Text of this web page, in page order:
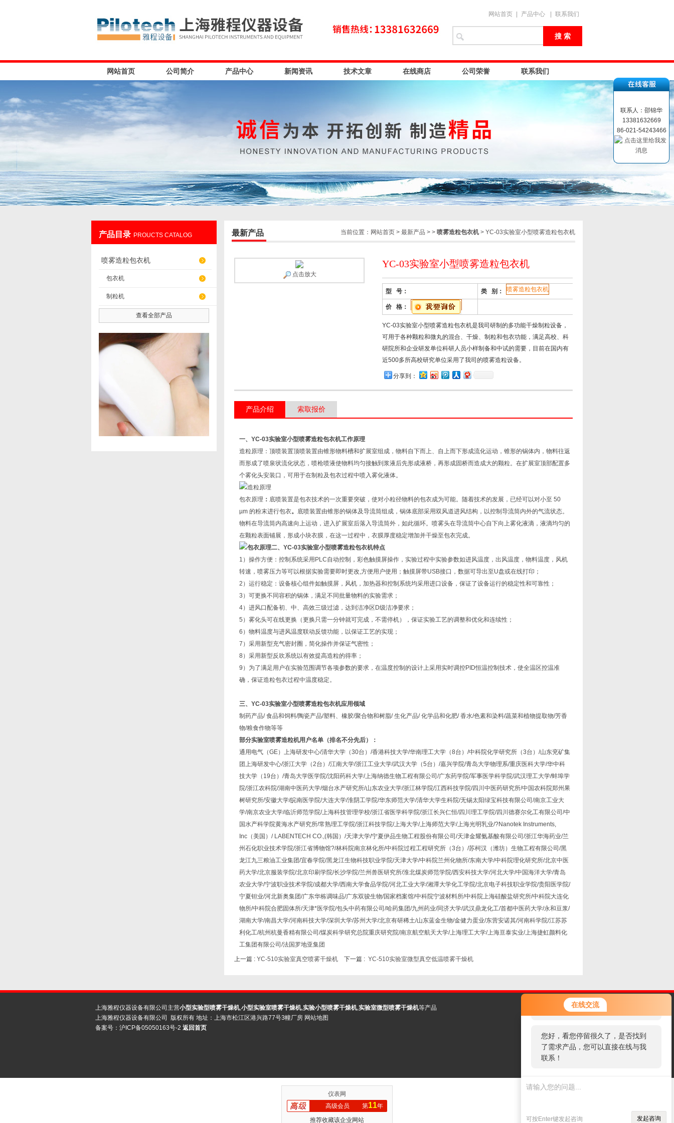
在线交流
您好！欢迎前来咨询，很高兴为您
服务，请问您要咨询什么问题呢？
您好，看您停留很久了，是否找到
了需求产品，您可以直接在线与我
联系！
可按Enter键发起咨询 发起咨询
网站首页 产品中心 联系我们
网站首页 公司简介 产品中心 新闻资讯 技术文章 在线商店 公司荣誉 联系我们
产品目录 PROUCTS CATALOG
喷雾造粒包衣机
包衣机
制粒机
查看全部产品
当前位置： 网站首页 > 最新产品 > > 喷雾造粒包衣机> YC-03实验室小型喷雾造粒包衣机
最新产品
YC-03实验室小型喷雾造粒包衣机
型 号： 类 别： 喷雾造粒包衣机
价 格：
YC-03实验室小型喷雾造粒包衣机是我司研制的多功能干燥制粒设备，
可用于各种颗粒和微丸的混合、干燥、制粒和包衣功能，满足高校、科
研院所和企业研发单位科研人员小样制备和中试的需要，目前在国内有
近500多所高校研究单位采用了我司的喷雾造粒设备。
分享到：
点击放大
产品介绍 索取报价
一、 YC-03实验室小型喷雾造粒包衣机工作原理
造粒原理：顶喷装置顶喷装置由锥形物料槽和扩展室组成，物料自下而上、自上而下形成流化运动，锥形的锅体内，物料往返
而形成了喷泉状流化状态，喷枪喷液使物料均匀接触到浆液后先形成液桥，再形成固桥而造成大的颗粒。在扩展室顶部配置多
个雾化头安装口，可用于在制粒及包衣过程中喷入雾化液体。
包衣原理 ： 底喷装置是包衣技术的一次重要突破，使对小粒径物料的包衣成为可能。随着技术的发展，已经可以对小至 50
µm 的粉末进行包衣。 底喷装置由锥形的锅体及导流筒组成，锅体底部采用双风道进风结构，以控制导流筒内外的气流状态。
物料在导流筒内高速向上运动，进入扩展室后落入导流筒外，如此循环。喷雾头在导流筒中心自下向上雾化液滴，液滴均匀的
在颗粒表面铺展，形成小块衣膜，在这一过程中，衣膜厚度稳定增加并干燥至包衣完成。
二、 YC-03实验室小型喷雾造粒包衣机特点
1）操作方便：控制系统采用PLC自动控制，彩色触摸屏操作，实验过程中实验参数如进风温度，出风温度，物料温度，风机
转速，喷雾压力等可以根据实验需要即时更改,方便用户使用；触摸屏带USB接口，数据可导出至U盘或在线打印；
2）运行稳定：设备核心组件如触摸屏，风机，加热器和控制系统均采用进口设备，保证了设备运行的稳定性和可靠性；
3）可更换不同容积的锅体，满足不同批量物料的实验需求；
4）进风口配备初、中、高效三级过滤，达到洁净区D级洁净要求；
5）雾化头可在线更换（更换只需一分钟就可完成，不需停机），保证实验工艺的调整和优化和连续性；
6）物料温度与进风温度联动反馈功能，以保证工艺的实现；
7）采用新型充气密封圈，简化操作并保证气密性；
8）采用新型反吹系统以有效提高造粒的得率；
9）为了满足用户在实验范围调节各项参数的要求，在温度控制的设计上采用实时调控PID恒温控制技术，使全温区控温准
确，保证造粒包衣过程中温度稳定。
三、 YC-03实验室小型喷雾造粒包衣机应用领域
制药产品/ 食品和饲料/陶瓷产品/塑料、橡胶/聚合物和树脂/ 生化产品/ 化学品和化肥/ 香水/色素和染料/蔬菜和植物提取物/芳香
物/粮食作物等等
部分实验室喷雾造粒机用户名单（排名不分先后）：
通用电气（GE）上海研发中心/清华大学（30台）/香港科技大学/华南理工大学（8台）/中科院化学研究所（3台）/山东兖矿集
团上海研发中心/浙江大学（2台）/江南大学/浙江工业大学/武汉大学（5台）/嘉兴学院/青岛大学物理系/重庆医科大学/华中科
技大学（19台）/青岛大学医学院/沈阳药科大学/上海纳德生物工程有限公司/广东药学院/军事医学科学院/武汉理工大学/蚌埠学
院/浙江农科院/湖南中医药大学/烟台水产研究所/山东农业大学/浙江林学院/江西科技学院/四川中医药研究所/中国农科院郑州果
树研究所/安徽大学/皖南医学院/大连大学/淮阴工学院/华东师范大学/清华大学生科院/无锡太阳绿宝科技有限公司/南京工业大
学/南京农业大学/临沂师范学院/上海科技管理学校/浙江省医学科学院/浙江长兴仁恒/四川理工学院/四川德赛尔化工有限公司/中
国水产科学院黄海水产研究所/常熟理工学院/浙江科技学院/上海大学/上海师范大学/上海光明乳业/?Nanotek Instruments,
Inc（美国）/ LABENTECH CO.,(韩国）/天津大学/宁夏伊品生物工程股份有限公司/天津金耀氨基酸有限公司/浙江华海药业/兰
州石化职业技术学院/浙江省博物馆?/林科院南京林化所/中科院过程工程研究所（3台）/苏柯汉（潍坊）生物工程有限公司/黑
龙江九三粮油工业集团/宜春学院/黑龙江生物科技职业学院/天津大学/中科院兰州化物所/东南大学/中科院理化研究所/北京中医
药大学/北京服装学院/北京印刷学院/长沙学院/兰州兽医研究所/淮北煤炭师范学院/西安科技大学/河北大学/中国海洋大学/青岛
农业大学/宁波职业技术学院/成都大学/西南大学食品学院/河北工业大学/湘潭大学化工学院/北京电子科技职业学院/贵阳医学院/
宁夏钽业/河北新奥集团/广东华栋调味品/广东双骏生物/国家档案馆/中科院宁波材料所/中科院上海硅酸盐研究所/中科院大连化
物所/中科院合肥固体所/天津*医学院/包头中药有限公司/哈药集团/九州药业/同济大学/武汉鼎龙化工/首都中医药大学/永和豆浆/
湖南大学/南昌大学/河南科技大学/深圳大学/苏州大学/北京有研稀土/山东蓝金生物/金健力蛋业/东营安诺其/河南科学院/江苏苏
利化工/杭州杭曼香精有限公司/煤炭科学研究总院重庆研究院/南京航空航天大学/上海理工大学/上海亘泰实业/上海捷虹颜料化
工集团有限公司/法国罗地亚集团
上一篇 : YC-510实验室真空喷雾干燥机 下一篇 : YC-510实验室微型真空低温喷雾干燥机
上海雅程仪器设备有限公司主营小型实验型喷雾干燥机,小型实验室喷雾干燥机,实验小型喷雾干燥机,实验室微型喷雾干燥机等产品
上海雅程仪器设备有限公司 版权所有 地址：上海市松江区港兴路77号3幢厂房 网站地图
备案号： 沪ICP备05050163号-2 返回首页
联系人：邵锦华
13381632669
86-021-54243466
仪表网
高级会员
第11年
推荐收藏该企业网站